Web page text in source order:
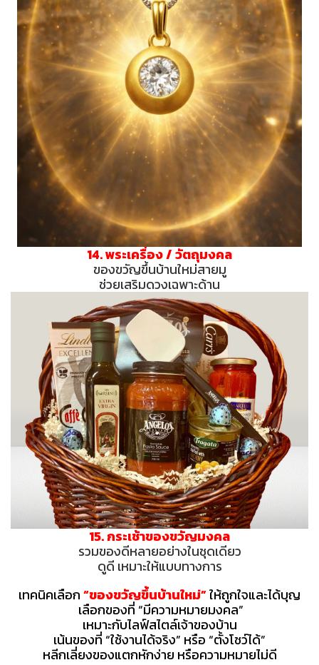
14. พระเครื่อง / วัตถุมงคล
ของขวัญขึ้นบ้านใหม่สายมู
ช่วยเสริมดวงเฉพาะด้าน
15. กระเช้าของขวัญมงคล
รวมของดีหลายอย่างในชุดเดียว
ดูดี เหมาะให้แบบทางการ
เทคนิคเลือก“ของขวัญขึ้นบ้านใหม่”ให้ถูกใจและได้บุญ
เลือกของที่ “มีความหมายมงคล”
เหมาะกับไลฟ์สไตล์เจ้าของบ้าน
เน้นของที่ “ใช้งานได้จริง” หรือ “ตั้งโชว์ได้”
หลีกเลี่ยงของแตกหักง่าย หรือความหมายไม่ดี